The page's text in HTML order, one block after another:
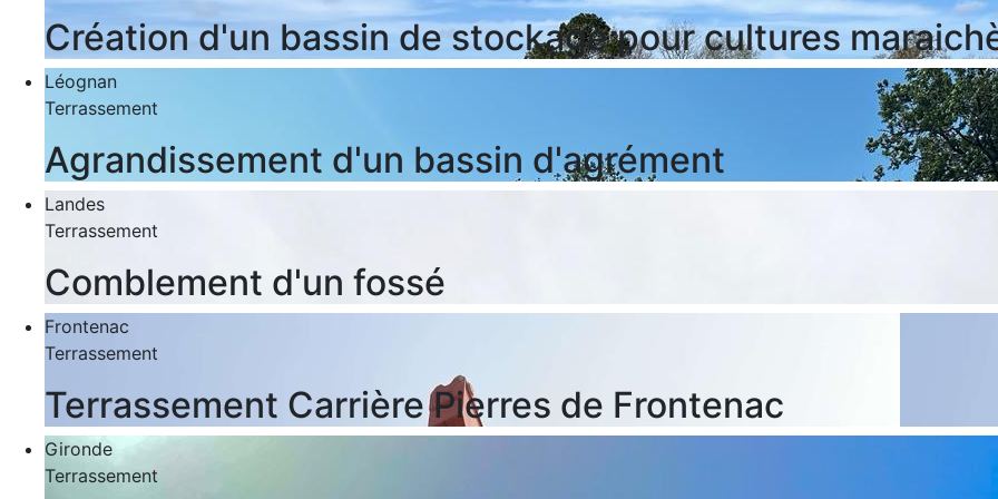
Création d'un bassin de stockage pour cultures
Léognan
Terrassement
Agrandissement d'un bassin d'agrément
Landes
Terrassement
Comblement d'un fossé
Frontenac
Terrassement
Terrassement Carrière Pierres de Frontenac
Gironde
Terrassement